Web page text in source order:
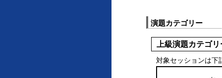
演題カテゴリー
上級演題カテゴリ
対象セッションは下